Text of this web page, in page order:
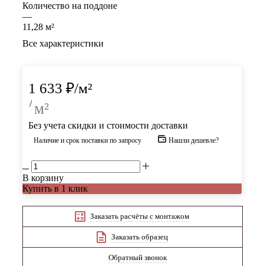
Количество на поддоне
—
11,28 м²
Все характеристики
1 633 ₽/м²
/ м²
Без учета скидки и стоимости доставки
Наличие и срок поставки по запросу Нашли дешевле?
В корзину
Купить в 1 клик
Заказать расчёты с монтажом
Заказать образец
Обратный звонок